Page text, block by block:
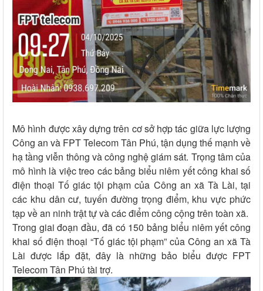
Mô hình được xây dựng trên cơ sở hợp tác giữa lực lượng
Công an và FPT Telecom Tân Phú, tận dụng thế mạnh về
hạ tầng viễn thông và công nghệ giám sát. Trọng tâm của
mô hình là việc treo các bảng biểu niêm yết công khai số
điện thoại Tố giác tội phạm của Công an xã Tà Lài, tại
các khu dân cư, tuyến đường trọng điểm, khu vực phức
tạp về an ninh trật tự và các điểm công cộng trên toàn xã.
Trong giai đoạn đầu, đã có 150 bảng biểu niêm yết công
khai số điện thoại “Tố giác tội phạm” của Công an xã Tà
Lài được lắp đặt, đây là những bảo biểu được FPT
Telecom Tân Phú tài trợ.